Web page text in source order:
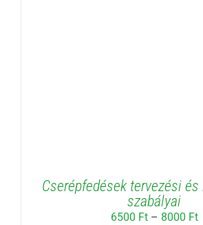
Cserépfedések tervezési
szabályai
6500 Ft – 8000 Ft